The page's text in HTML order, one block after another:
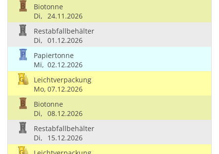
Biotonne
Di, 24.11.2026
Restabfallbehälter
Di, 01.12.2026
Papiertonne
Mi, 02.12.2026
Leichtverpackung
Mo, 07.12.2026
Biotonne
Di, 08.12.2026
Restabfallbehälter
Di,
15.12.2026